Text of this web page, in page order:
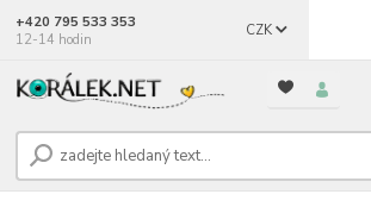
CZK
+420 795 533 353
12-14 hodin